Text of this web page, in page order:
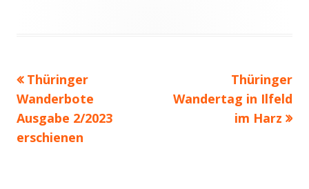
Beitragsnavigation
Vorheriger
Beitrag:
Thüringer
Wanderbote
Ausgabe 2/2023
erschienen
Nächster
Beitrag
Thüringer
Wandertag in Ilfeld
im Harz